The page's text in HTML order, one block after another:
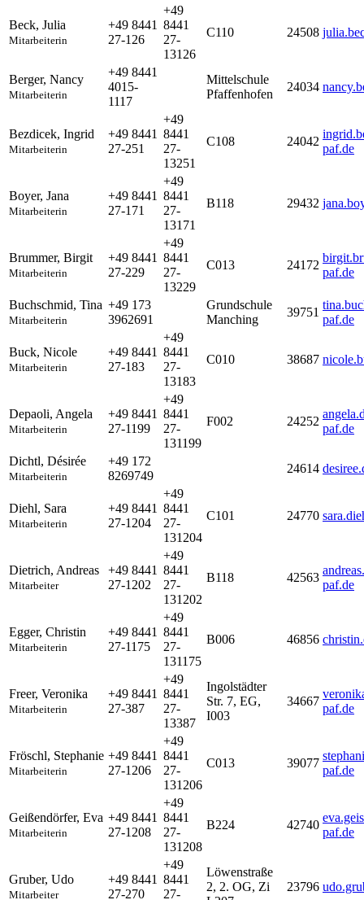
Beck, Julia
Mitarbeiterin
+49 8441
27-126
+49
8441
27-
13126
C110 24508
Berger, Nancy
Mitarbeiterin
+49 8441
4015-
1117
Mittelschule
Pfaffenhofen
24034
Bezdicek, Ingrid
Mitarbeiterin
+49 8441
27-251
+49
8441
27-
13251
C108 24042
paf.de
Boyer, Jana
Mitarbeiterin
+49 8441
27-171
+49
8441
27-
13171
B118 29432
Brummer, Birgit
Mitarbeiterin
+49 8441
27-229
+49
8441
27-
13229
C013 24172
paf.de
Buchschmid, Tina
Mitarbeiterin
+49 173
3962691
Grundschule
Manching
39751
paf.de
Buck, Nicole
Mitarbeiterin
+49 8441
27-183
+49
8441
27-
13183
C010 38687
Depaoli, Angela
Mitarbeiterin
+49 8441
27-1199
+49
8441
27-
131199
F002 24252
paf.de
Dichtl, Désirée
Mitarbeiterin
+49 172
8269749
24614
Diehl, Sara
Mitarbeiterin
+49 8441
27-1204
+49
8441
27-
131204
C101 24770
Dietrich, Andreas
Mitarbeiter
+49 8441
27-1202
+49
8441
27-
131202
B118 42563
paf.de
Egger, Christin
Mitarbeiterin
+49 8441
27-1175
+49
8441
27-
131175
B006 46856
Freer, Veronika
Mitarbeiterin
+49 8441
27-387
+49
8441
27-
13387
Ingolstädter
Str. 7, EG,
I003
34667
paf.de
Fröschl, Stephanie
Mitarbeiterin
+49 8441
27-1206
+49
8441
27-
131206
C013 39077
paf.de
Geißendörfer, Eva
Mitarbeiterin
+49 8441
27-1208
+49
8441
27-
131208
B224 42740
paf.de
Gruber, Udo
Mitarbeiter
+49 8441
27-270
+49
8441
27-
Löwenstraße
2, 2. OG, Zi
23796